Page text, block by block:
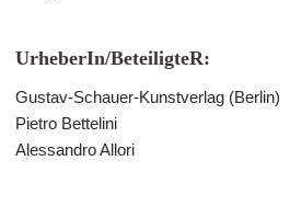
UrheberIn/BeteiligteR:
Gustav-Schauer-Kunstverlag (Berlin)
Pietro Bettelini
Alessandro Allori